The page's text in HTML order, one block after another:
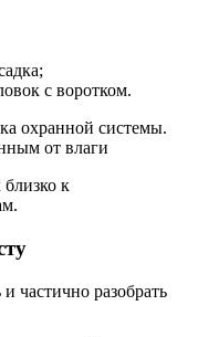
с воротком.
охранной системы.
от влаги
к
частично разобрать